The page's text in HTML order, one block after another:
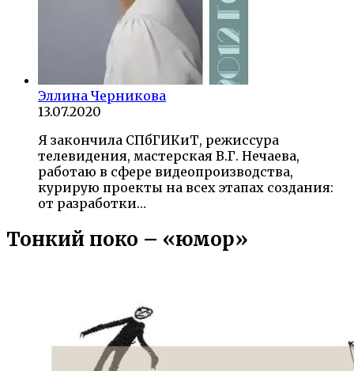
Эллина Черникова
13.07.2020
Я закончила СПбГИКиТ, режиссура
телевидения, мастерская В.Г. Нечаева,
работаю в сфере видеопроизводства,
курирую проекты на всех этапах создания:
от разработки…
Тонкий поко – «юмор»